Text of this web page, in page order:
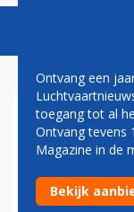
VOLKEL
F-35's uit
afschrikken in
Ontvang een
toegang tot al
Ontvang tevens
Magazine in de
Bekijk